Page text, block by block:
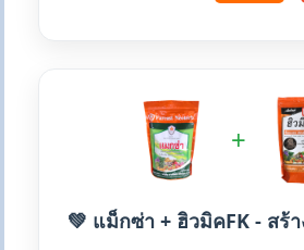
+
💚 แม็กซ่า + ฮิวมิคFK - สร้